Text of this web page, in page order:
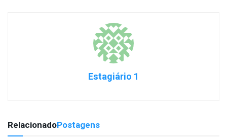
Estagiário 1
RelacionadoPostagens